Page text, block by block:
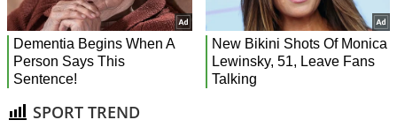
SPORT TREND